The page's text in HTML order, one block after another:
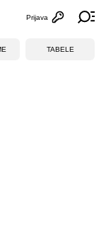
Otvori
Prijava
TABELE